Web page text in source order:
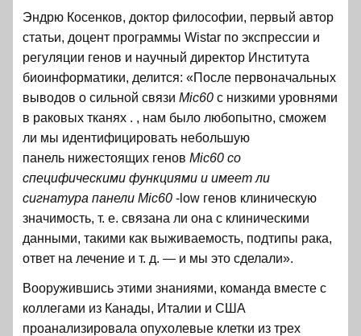
Эндрю Косенков, доктор философии, первый автор
статьи, доцент программы Wistar по экспрессии и
регуляции генов и научный директор Института
биоинформатики, делится: «После первоначальных
выводов о сильной связи Mic60 с низкими уровнями
в раковых тканях . , нам было любопытно, сможем
ли мы идентифицировать небольшую
панель нижестоящих генов Mic60 со
специфическими функциями и имеет ли
сигнатура панели Mic60 -low генов клиническую
значимость, т. е. связана ли она с клиническими
данными, такими как выживаемость, подтипы рака,
ответ на лечение и т. д. — и мы это сделали».
Вооружившись этими знаниями, команда вместе с
коллегами из Канады, Италии и США
проанализировала опухолевые клетки из трех